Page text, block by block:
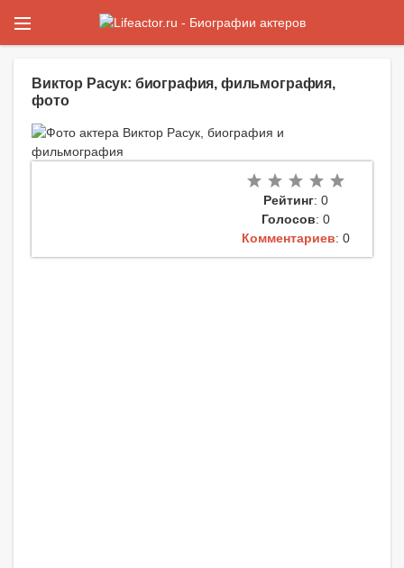
Виктор Расук: биография, фильмография,
фото
Рейтинг: 0
Голосов: 0
Комментариев: 0